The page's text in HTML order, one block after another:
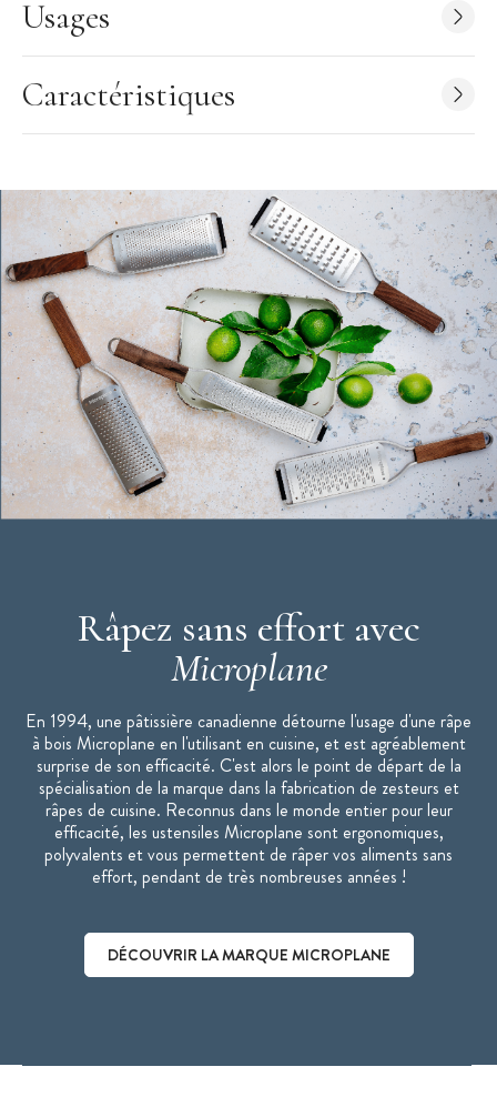
préoccuper de l’efficacité de leur
Microplane
raison pour laquelle le manche de larâpe à zesteoffre une prise
en main agréable, avec une texture Soft Touch qui assure un
confort même pour une utilisation prolongée.
13 coloris disponibles, chacun peut désormais choisir lezesteur
qui lui correspond le mieux.
Les + produit
Zeste précisément sans abîmer ni écraser
Libère les arômes naturels
Râpe polyvalente
Manche ergonomique antidérapant
Lame en acier inoxydable résistante et durable
Made in USA
Utilisation recommandée :
Caractéristiques du Zesteur Premium Classic Bleu Nuage :
Zesteur professionnel
Lame ultra-affûtée
Manche ergonomique soft touch
Couvercle de protection inclus
Matière : Acier inoxydable de haute qualité
Dimension : 32,5 x 3,5 x 3 cm
Surface de coupe : 20,3 x 2,5 cm
Entretien : Le zesteur doit être rincé sous l'eau et séché
après son utilisation. Il peut également passer au lave-
vaisselle, mais une utilisation régulière de celui-ci risque
Usages
Caractéristiques
Râpez sans effort avec
Microplane
En 1994, une pâtissière canadienne détourne l'usage d'une râpe
à bois Microplane en l'utilisant en cuisine, et est agréablement
surprise de son efficacité. C'est alors le point de départ de la
spécialisation de la marque dans la fabrication de zesteurs et
râpes de cuisine. Reconnus dans le monde entier pour leur
efficacité, les ustensiles Microplane sont ergonomiques,
polyvalents et vous permettent de râper vos aliments sans
effort, pendant de très nombreuses années !
DÉCOUVRIR LA MARQUE MICROPLANE